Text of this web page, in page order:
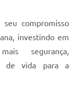
compromisso
investindo em
segurança,
de vida para a